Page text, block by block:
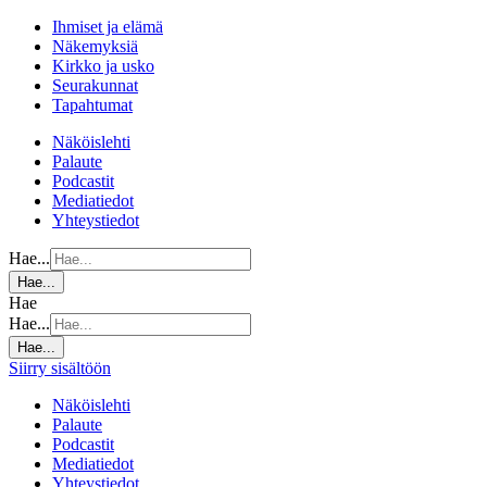
Ihmiset ja elämä
Näkemyksiä
Kirkko ja usko
Seurakunnat
Tapahtumat
Näköislehti
Palaute
Podcastit
Mediatiedot
Yhteystiedot
Hae...
Hae...
Hae
Hae...
Hae...
Siirry sisältöön
Näköislehti
Palaute
Podcastit
Mediatiedot
Yhteystiedot